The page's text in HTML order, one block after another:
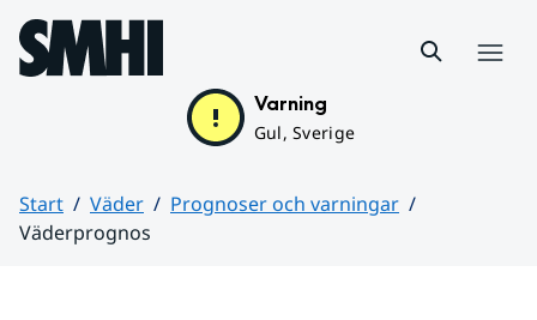
Hoppa till sidans innehåll
Varning
Gul, Sverige
Start Väder
Prognoser och varningar
Väderprognos